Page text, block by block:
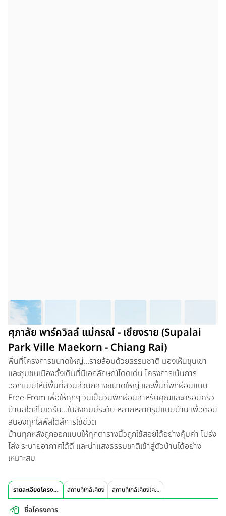
ศุภาลัย พาร์ควิลล์ แม่กรณ์ - เชียงราย (Supalai
Park Ville Maekorn - Chiang Rai)
พื้นที่โครงการขนาดใหญ่...รายล้อมด้วยธรรมชาติ มองเห็นขุนเขา
และชุมชนเมืองดั้งเดิมที่มีเอกลักษณ์โดดเด่น โครงการเน้นการ
ออกแบบให้มีพื้นที่สวนส่วนกลางขนาดใหญ่ และพื้นที่พักผ่อนแบบ
Free-From เพื่อให้ทุกๆ วันเป็นวันพักผ่อนสำหรับคุณและครอบครัว
บ้านสไตล์โมเดิร์น...ในสังคมมีระดับ หลากหลายรูปแบบบ้าน เพื่อตอบ
สนองทุกไลฟ์สไตล์การใช้ชีวิต
บ้านทุกหลังถูกออกแบบให้ทุกตารางนิ้วถูกใช้สอยได้อย่างคุ้มค่า โปร่ง
โล่ง ระบายอากาศได้ดี และนำแสงธรรมชาติเข้าสู่ตัวบ้านได้อย่าง
เหมาะสม
รายละเอียดโครงการ สถานที่ใกล้เคียง สถานที่ใกล้เคียงโครงการ
ชื่อโครงการ